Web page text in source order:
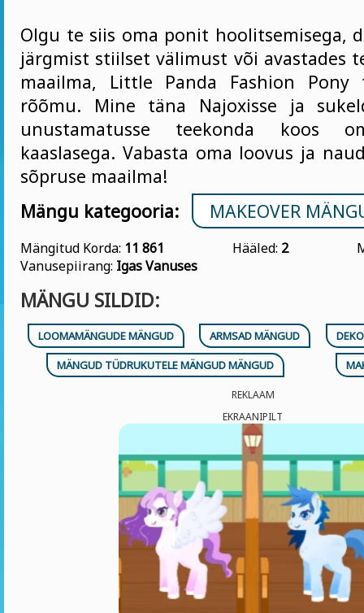
Olgu te siis oma ponit hoolitsemisega,
järgmist stiilset välimust või avastades
maailma, Little Panda Fashion
rõõmu. Mine täna Najoxisse ja
unustamatusse teekonda koos
kaaslasega. Vabasta oma loovus ja
sõpruse maailma!
Mängu kategooria:
MAKEOVER
Mängitud Korda: 11 861 Hääled: 2
Vanusepiirang: Igas Vanuses
MÄNGU SILDID:
LOOMAMÄNGUDE MÄNGUD ARMSAD MÄNGUD
MÄNGUD TÜDRUKUTELE MÄNGUD MÄNGUD
REKLAAM
EKRAANIPILT